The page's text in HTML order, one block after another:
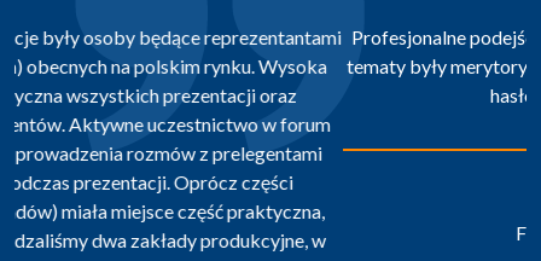
Profesjonalne podejście pracowników MOVIDA. Poruszane
tematy były merytoryczne i oparte na przykładach, zgodnie z
hasłem ”wiedza ze źródeł”.
Kierownik UR
FORTACO Sp. z o.o.